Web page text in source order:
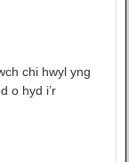
chi hwyl yng
o hyd i’r